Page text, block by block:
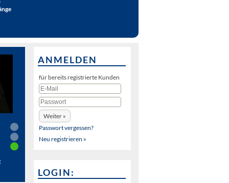
ANMELDEN
für bereits registrierte Kunden
Passwort vergessen?
Neu registrieren »
LOGIN: